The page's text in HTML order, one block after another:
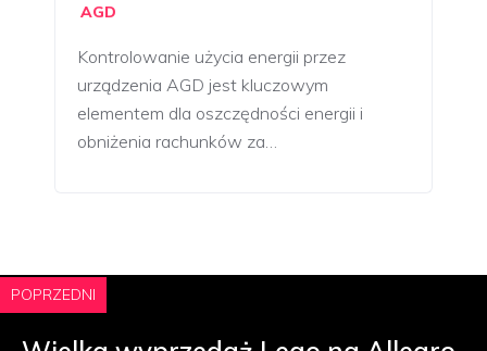
AGD
Kontrolowanie użycia energii przez
urządzenia AGD jest kluczowym
elementem dla oszczędności energii i
obniżenia rachunków za…
POPRZEDNI